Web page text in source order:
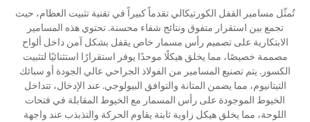
تُمثّل مسامير القفل الكورتيكالي تقدماً كبيراً في تقنية تثبيت العظام، حيث
تجمع بين استقرار متفوق ونتائج شفاء محسنة. تحتوي هذه المسامير
الابتكارية على تصميم رأس مسمار خاص يقفل بشكل آمن داخل ألواح
مصممة خصيصًا، مما يخلق هيكلًا موحدًا يوفر استقرارًا استثنائيًا لتثبيت
الكسور. يتم تصنيع المسامير من الفولاذ الجراحي عالي الجودة أو سبائك
التيتانيوم، مما يضمن المتانة والتوافق البيولوجي. عند الإدخال، تتداخل
الخيوط الموجودة على رأس المسمار مع الخيوط المقابلة في فتحات
اللوحة، مما يخلق هيكل زاوية ثابتة يقاوم الحركة والتذبذب عند واجهة